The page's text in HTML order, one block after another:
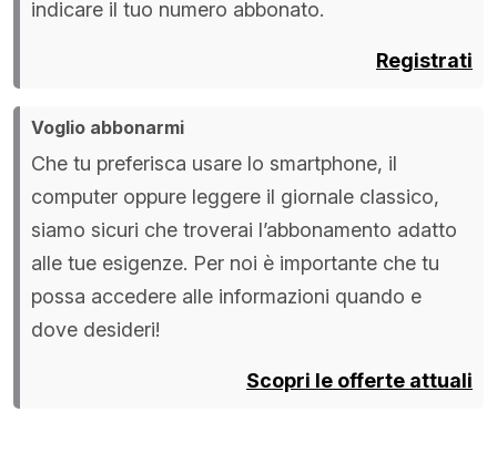
indicare il tuo numero abbonato.
Registrati
Voglio abbonarmi
Che tu preferisca usare lo smartphone, il
computer oppure leggere il giornale classico,
siamo sicuri che troverai l’abbonamento adatto
alle tue esigenze. Per noi è importante che tu
possa accedere alle informazioni quando e
dove desideri!
Scopri le offerte attuali